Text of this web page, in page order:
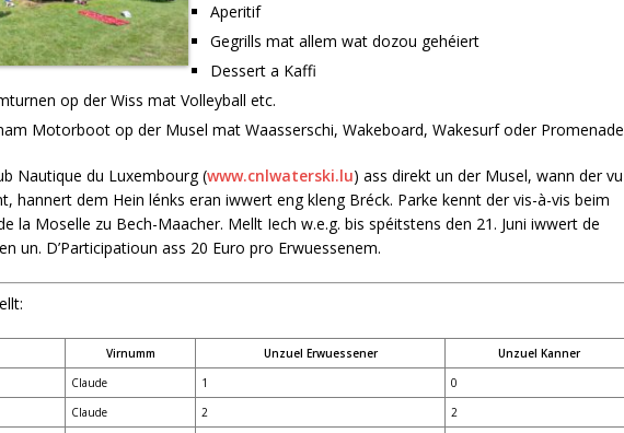
Aperitif
Gegrills mat allem wat dozou gehéiert
Dessert a Kaffi
op der Wiss mat Volleyball etc.
Motorboot op der Musel mat Waasserschi, Wakeboard, Wakesurf oder Promenade
Nautique du Luxembourg (www.cnlwaterski.lu) ass direkt un der Musel, wann der vu
hannert dem Hein lénks eran iwwert eng kleng Bréck. Parke kennt der vis-à-vis beim
la Moselle zu Bech-Maacher. Mellt Iech w.e.g. bis spéitstens den 21. Juni iwwert de
un. D’Participatioun ass 20 Euro pro Erwuessenem.
Virnumm Unzuel Erwuessener
Unzuel Kanner
Claude 1
0
Claude 2
2